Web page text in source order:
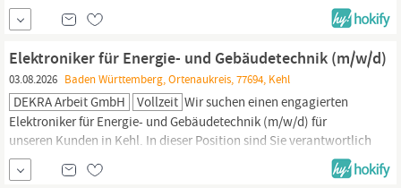
Planungsgruppen im Bereich erneuerbarer Energien und
technischer Gebäudeausrüstung in Deutschland mit Hauptsitz in
Nagold (Schwarzwald) und je einer Niederlassung in Baunatal
bei Kassel und Nürnberg. Durch innovative und hocheffiziente
Energie...
Elektroniker für Energie- und Gebäudetechnik (m/w/d)
03.08.2026 Baden Württemberg, Ortenaukreis, 77694, Kehl
DEKRA Arbeit GmbH Vollzeit Wir suchen einen engagierten
Elektroniker für Energie- und Gebäudetechnik (m/w/d) für
unseren Kunden in Kehl. In dieser Position sind Sie verantwortlich
für die Planung, Installation und Wartung von elektrischen
Systemen in verschiedenen Einrichtungen. Wenn Sie eine